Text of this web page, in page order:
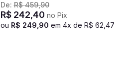
De:R$ 459,90
R$ 242,40 no Pix
ou R$ 249,90 em 4x de R$ 62,47